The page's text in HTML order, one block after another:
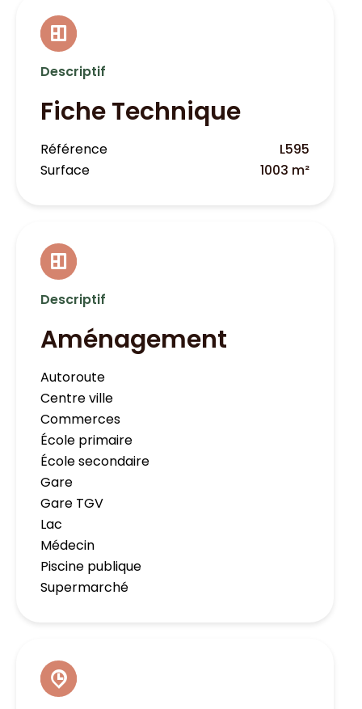
Descriptif
Fiche Technique
Référence
L595
Surface
1003 m²
Descriptif
Aménagement
Autoroute
Centre ville
Commerces
École primaire
École secondaire
Gare
Gare TGV
Lac
Médecin
Piscine publique
Supermarché